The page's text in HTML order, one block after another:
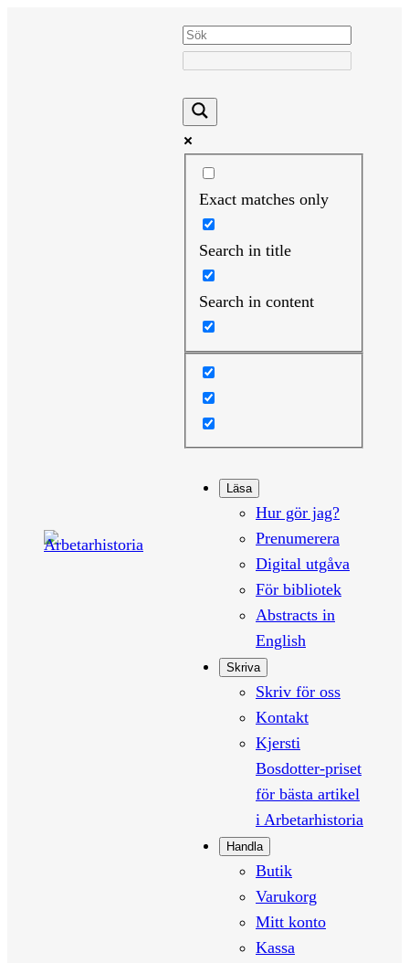
Exact matches only
Search in title
Search in content
Läsa
Hur gör jag?
Prenumerera
Digital utgåva
För bibliotek
Abstracts in
English
Skriva
Skriv för oss
Kontakt
Kjersti
Bosdotter-priset
för bästa artikel
i Arbetarhistoria
Handla
Butik
Varukorg
Mitt konto
Kassa